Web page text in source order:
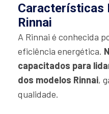
Características
Rinnai
A Rinnai é conhecida
eficiência energética.
capacitados para
dos modelos Rinnai,
qualidade.